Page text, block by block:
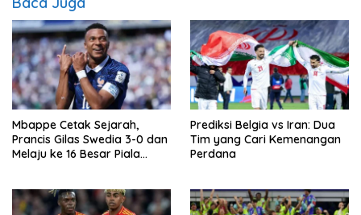
Mbappe Cetak Sejarah,
Prancis Gilas Swedia 3-0 dan
Melaju ke 16 Besar Piala
Prediksi Belgia vs Iran: Dua
Tim yang Cari Kemenangan
Perdana